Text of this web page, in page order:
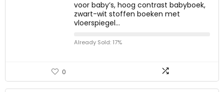
voor baby’s, hoog contrast babyboek,
zwart-wit stoffen boeken met
vloerspiegel…
Already Sold: 17%
0